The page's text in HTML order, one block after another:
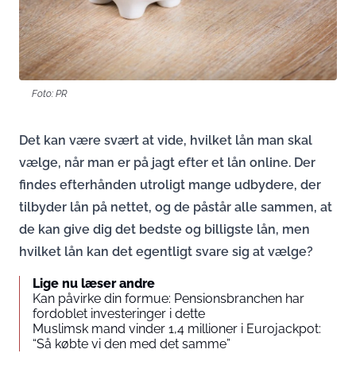
Foto: PR
Det kan være svært at vide, hvilket lån man skal
vælge, når man er på jagt efter et lån online. Der
findes efterhånden utroligt mange udbydere, der
tilbyder lån på nettet, og de påstår alle sammen, at
de kan give dig det bedste og billigste lån, men
hvilket lån kan det egentligt svare sig at vælge?
Lige nu læser andre
Kan påvirke din formue: Pensionsbranchen har
fordoblet investeringer i dette
Muslimsk mand vinder 1,4 millioner i Eurojackpot:
“Så købte vi den med det samme”